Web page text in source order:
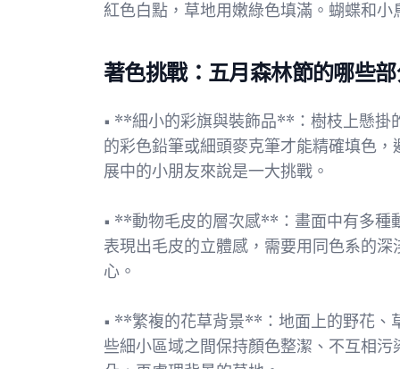
紅色白點，草地用嫩綠色填滿。蝴蝶和
著色挑戰：五月森林節的哪些
• **細小的彩旗與裝飾品**：樹枝上懸掛
的彩色鉛筆或細頭麥克筆才能精確填色
展中的小朋友來說是一大挑戰。
• **動物毛皮的層次感**：畫面中有多種
表現出毛皮的立體感，需要用同色系的
心。
• **繁複的花草背景**：地面上的野花、
些細小區域之間保持顏色整潔、不互相